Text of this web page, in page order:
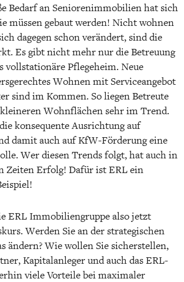
Bedarf an Seniorenimmobilien hat sich
müssen gebaut werden! Nicht wohnen
dagegen schon verändert, sind die
Es gibt nicht mehr nur die Betreuung
vollstationäre Pflegeheim. Neue
Wohnen mit Serviceangebot
sind im Kommen. So liegen Betreute
Wohnflächen sehr im Trend.
konsequente Ausrichtung auf
damit auch auf KfW-Förderung eine
Wer diesen Trends folgt, hat auch in
Zeiten Erfolg! Dafür ist ERL ein
ERL Immobiliengruppe also jetzt
Werden Sie an der strategischen
ändern? Wie wollen Sie sicherstellen,
Kapitalanleger und auch das ERL-
viele Vorteile bei maximaler